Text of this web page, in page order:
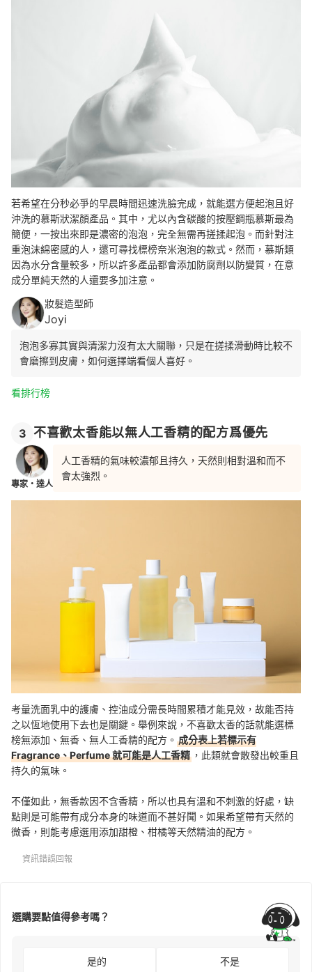
若希望在分秒必爭的早晨時間迅速洗臉完成，就能選方便起泡且好
沖洗的慕斯狀潔顏產品。其中，尤以內含碳酸的按壓鋼瓶慕斯最為
簡便，一按出來即是濃密的泡泡，完全無需再搓揉起泡。而針對注
重泡沫綿密感的人，還可尋找標榜奈米泡泡的款式。然而， 慕斯類
因為水分含量較多，所以許多產品都會添加防腐劑以防變質，在意
成分單純天然的人還要多加注意。
妝髮造型師
Joyi
泡泡多寡其實與清潔力沒有太大關聯，只是在搓揉滑動時比較不
會磨擦到皮膚，如何選擇端看個人喜好。
看排行榜
3 不喜歡太香能以無人工香精的配方爲優先
專家・達人
人工香精的氣味較濃郁且持久，天然則相對溫和而不
會太強烈。
考量洗面乳中的護膚、控油成分需長時間累積才能見效，故能否持
之以恆地使用下去也是關鍵。舉例來說，不喜歡太香的話就能選標
榜無添加、無香、無人工香精的配方。 成分表上若標示有
Fragrance、Perfume 就可能是人工香精 ，此類就會散發出較重且
持久的氣味。
不僅如此， 無香款因不含香精，所以也具有溫和不刺激的好處，缺
點則是可能帶有成分本身的味道而不甚好聞。 如果希望帶有天然的
微香，則能考慮選用添加甜橙、柑橘等天然精油的配方。
資訊錯誤回報
選購要點值得參考嗎？
是的 不是